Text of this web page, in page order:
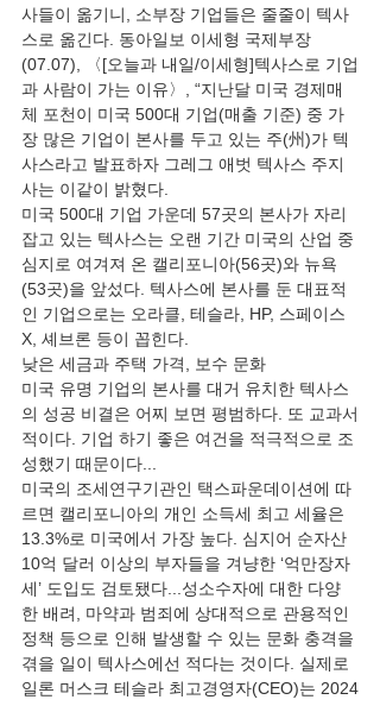
사들이 옮기니, 소부장 기업들은 줄줄이 텍사
스로 옮긴다. 동아일보 이세형 국제부장
(07.07), 〈[오늘과 내일/이세형]텍사스로 기업
과 사람이 가는 이유〉, “지난달 미국 경제매
체 포천이 미국 500대 기업(매출 기준) 중 가
장 많은 기업이 본사를 두고 있는 주(州)가 텍
사스라고 발표하자 그레그 애벗 텍사스 주지
사는 이같이 밝혔다.
미국 500대 기업 가운데 57곳의 본사가 자리
잡고 있는 텍사스는 오랜 기간 미국의 산업 중
심지로 여겨져 온 캘리포니아(56곳)와 뉴욕
(53곳)을 앞섰다. 텍사스에 본사를 둔 대표적
인 기업으로는 오라클, 테슬라, HP, 스페이스
X, 셰브론 등이 꼽힌다.
낮은 세금과 주택 가격, 보수 문화
미국 유명 기업의 본사를 대거 유치한 텍사스
의 성공 비결은 어찌 보면 평범하다. 또 교과서
적이다. 기업 하기 좋은 여건을 적극적으로 조
성했기 때문이다...
미국의 조세연구기관인 택스파운데이션에 따
르면 캘리포니아의 개인 소득세 최고 세율은
13.3%로 미국에서 가장 높다. 심지어 순자산
10억 달러 이상의 부자들을 겨냥한 ‘억만장자
세’ 도입도 검토됐다...성소수자에 대한 다양
한 배려, 마약과 범죄에 상대적으로 관용적인
정책 등으로 인해 발생할 수 있는 문화 충격을
겪을 일이 텍사스에선 적다는 것이다. 실제로
일론 머스크 테슬라 최고경영자(CEO)는 2024